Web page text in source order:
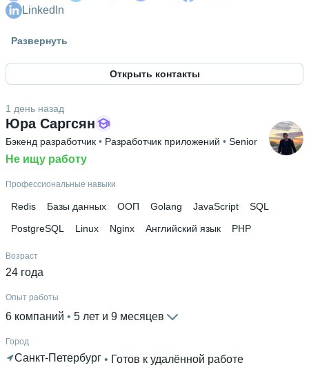
LinkedIn
5 лет и 5 месяцев
Дополнительное образование
HTML Academy
Курсы английского языка «Language
• Loftschool
Развернуть
Открыть контакты
Юра Саргсян
1 день назад
Бэкенд разработчик • Разработчик приложений • Senior
Не ищу работу
Профессиональные навыки
Redis Базы данных ООП Golang JavaScript
SQL
PostgreSQL
Linux Nginx Английский язык PHP
Возраст
24 года
Опыт работы
6 компаний 5 лет и 9 месяцев
Город
Санкт-Петербург • Готов к удалённой работе